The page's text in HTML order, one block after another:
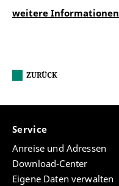
weitere Informationen
ZURÜCK
Service
Anreise und Adressen
Download-Center
Eigene Daten verwalten